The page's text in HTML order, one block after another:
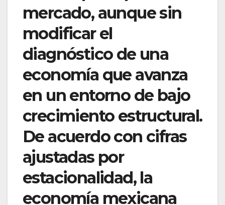
mercado, aunque sin
modificar el
diagnóstico de una
economía que avanza
en un entorno de bajo
crecimiento estructural.
De acuerdo con cifras
ajustadas por
estacionalidad, la
economía mexicana